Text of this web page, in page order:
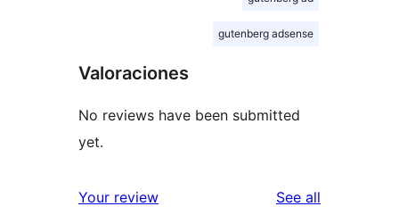
gutenberg adsense
Valoraciones
No reviews have been submitted
yet.
Your review See all